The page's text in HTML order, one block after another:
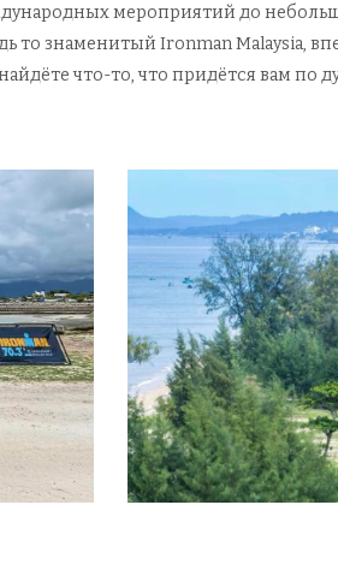
мероприятий до
то знаменитый Ironman Malaysia,
что-то, что придётся вам по